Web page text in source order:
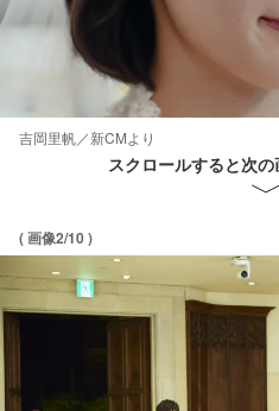
吉岡里帆／新CMより
スクロールすると次
( 画像2/10 )